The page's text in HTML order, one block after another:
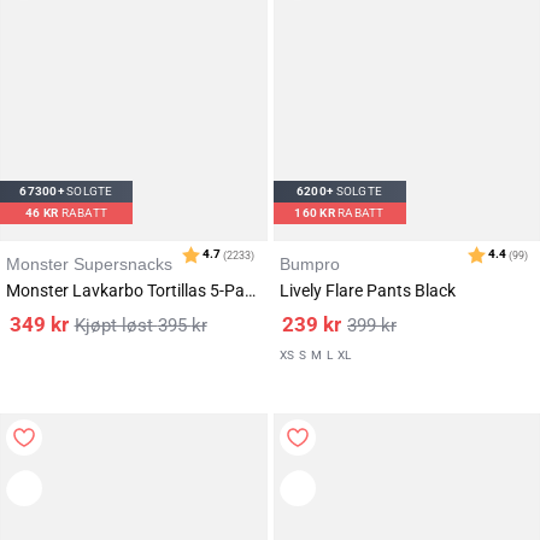
Karakter:
4.7(930)
67300+SOLGTE
46 KR RABATT
Monster Supersnacks
Monster Lavkarbo Tortillas 5-Pack (30 lefser)
395kr
349 kr
6200+SOLGTE
160KRRABATT
Bumpro
Lively Flare Pants Black
399kr
239 kr
XS S M L XL